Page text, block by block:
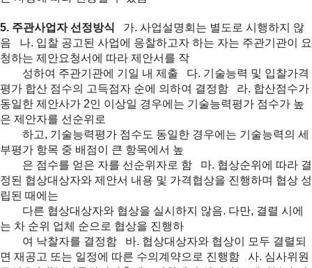
5. 주관사업자 선정방식
가. 사업설명회는 별도로 시행하지 않
음 나. 입찰 공고된 사업에 응찰하고자 하는 자는 주관기관이 요
청하는 제안요청서에 따라 제안서를 작
성하여 주관기관에 기일 내 제출 다. 기술능력 및 입찰가격
평가 합산 점수의 고득점자 순에 의하여 결정함 라. 합산점수가
동일한 제안사가 2인 이상일 경우에는 기술능력평가 점수가 높
은 제안자를 선순위로
하고, 기술능력평가 점수도 동일한 경우에는 기술능력의 세
부평가 항목 중 배점이 큰 항목에서 높
은 점수를 얻은 자를 선순위자로 함 마. 협상순위에 따라 결
정된 협상대상자와 제안서 내용 및 가격협상을 진행하며 협상 성
립된 때에는
다른 협상대상자와 협상을 실시하지 않음. 다만, 결렬 시에
는 차 순위 업체 순으로 협상을 진행하
여 낙찰자를 결정함 바. 협상대상자와 협상이 모두 결렬되
면 재공고 또는 일정에 따른 수의계약으로 진행함 사. 심사위원